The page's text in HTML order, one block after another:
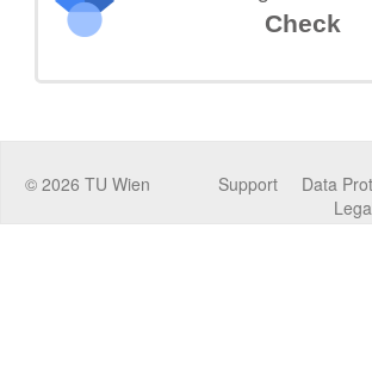
Check
© 2026 TU Wien Data
Support